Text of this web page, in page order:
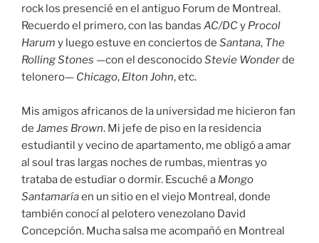
rock los presencié en el antiguo Forum de Montreal.
Recuerdo el primero, con las bandas AC/DCy Procol
Harum y luego estuve en conciertos de Santana, The
Rolling Stones —con el desconocidoStevie Wonderde
telonero— Chicago, Elton John, etc.
Mis amigos africanos de la universidad me hicieron fan
de James Brown. Mi jefe de piso en la residencia
estudiantil y vecino de apartamento, me obligó a amar
al soul tras largas noches de rumbas, mientras yo
trataba de estudiar o dormir. Escuché a Mongo
Santamaríaen un sitio en el viejo Montreal, donde
también conocí al pelotero venezolano David
Concepción. Mucha salsa me acompañó en Montreal